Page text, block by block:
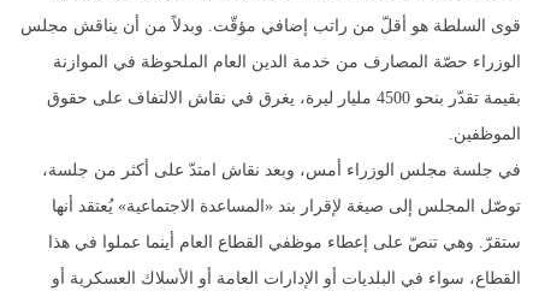
قوى السلطة هو أقلّ من راتب إضافي مؤقّت. وبدلاً من أن يناقش مجلس
الوزراء حصّة المصارف من خدمة الدين العام الملحوظة في الموازنة
بقيمة تقدّر بنحو 4500 مليار ليرة، يغرق في نقاش الالتفاف على حقوق
الموظفين.
في جلسة مجلس الوزراء أمس، وبعد نقاش امتدّ على أكثر من جلسة،
توصّل المجلس إلى صيغة لإقرار بند «المساعدة الاجتماعية» يُعتقد أنها
ستقرّ. وهي تنصّ على إعطاء موظفي القطاع العام أينما عملوا في هذا
القطاع، سواء في البلديات أو الإدارات العامة أو الأسلاك العسكرية أو